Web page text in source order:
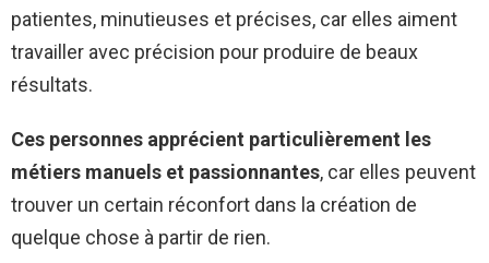
patientes, minutieuses et précises, car elles aiment
travailler avec précision pour produire de beaux
résultats.
Ces personnes apprécient particulièrement les
métiers manuels et passionnantes, car elles peuvent
trouver un certain réconfort dans la création de
quelque chose à partir de rien.